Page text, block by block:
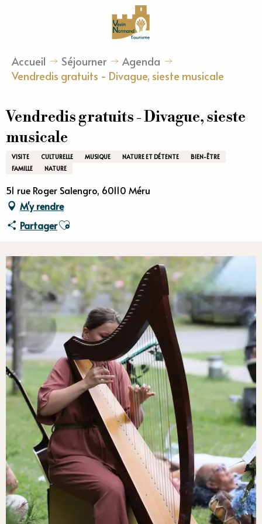
Accueil Séjourner
Agenda
Vendredis gratuits - Divague, sieste musicale
Vendredis gratuits - Divague, sieste
musicale
VISITE CULTURELLE MUSIQUE NATURE ET DÉTENTE
BIEN-ÊTRE
FAMILLE
NATURE
51 rue Roger Salengro, 60110 Méru
M'y rendre
PartagerAjouter aux favoris